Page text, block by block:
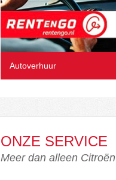
Autoverhuur
ONZE SERVICE
Meer dan alleen Citroën